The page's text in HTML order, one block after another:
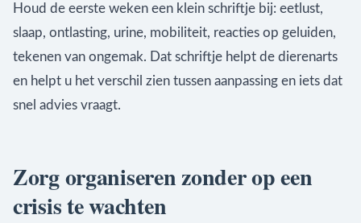
Houd de eerste weken een klein schriftje bij: eetlust,
slaap, ontlasting, urine, mobiliteit, reacties op geluiden,
tekenen van ongemak. Dat schriftje helpt de dierenarts
en helpt u het verschil zien tussen aanpassing en iets dat
snel advies vraagt.
Zorg organiseren zonder op een
crisis te wachten